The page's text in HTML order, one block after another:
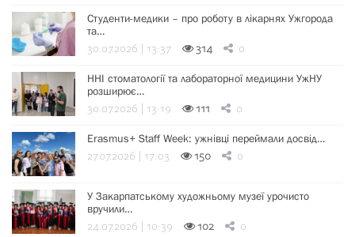
Студенти-медики – про роботу в лікарнях Ужгорода
та…
30.07.2026 | 13:37 314 0
ННІ стоматології та лабораторної медицини УжНУ
розширює…
30.07.2026 | 13:19 111 0
Erasmus+ Staff Week: ужнівці переймали досвід…
27.07.2026 | 17:03 150 0
У Закарпатському художньому музеї урочисто
вручили…
24.07.2026 | 10:39 102 0